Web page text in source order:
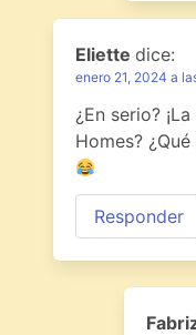
Eliette dice:
enero 21, 2024 a
¿En serio?
Homes?
Responder